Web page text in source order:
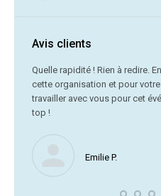
Avis clients
Quelle rapidité ! Rien à redire.
cette organisation et pour
travailler avec vous pour cet
top !
Emilie P.